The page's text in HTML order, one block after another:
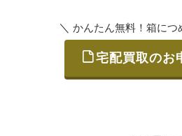
ご発送
＼ かんたん無料！箱につ
宅配買取のお